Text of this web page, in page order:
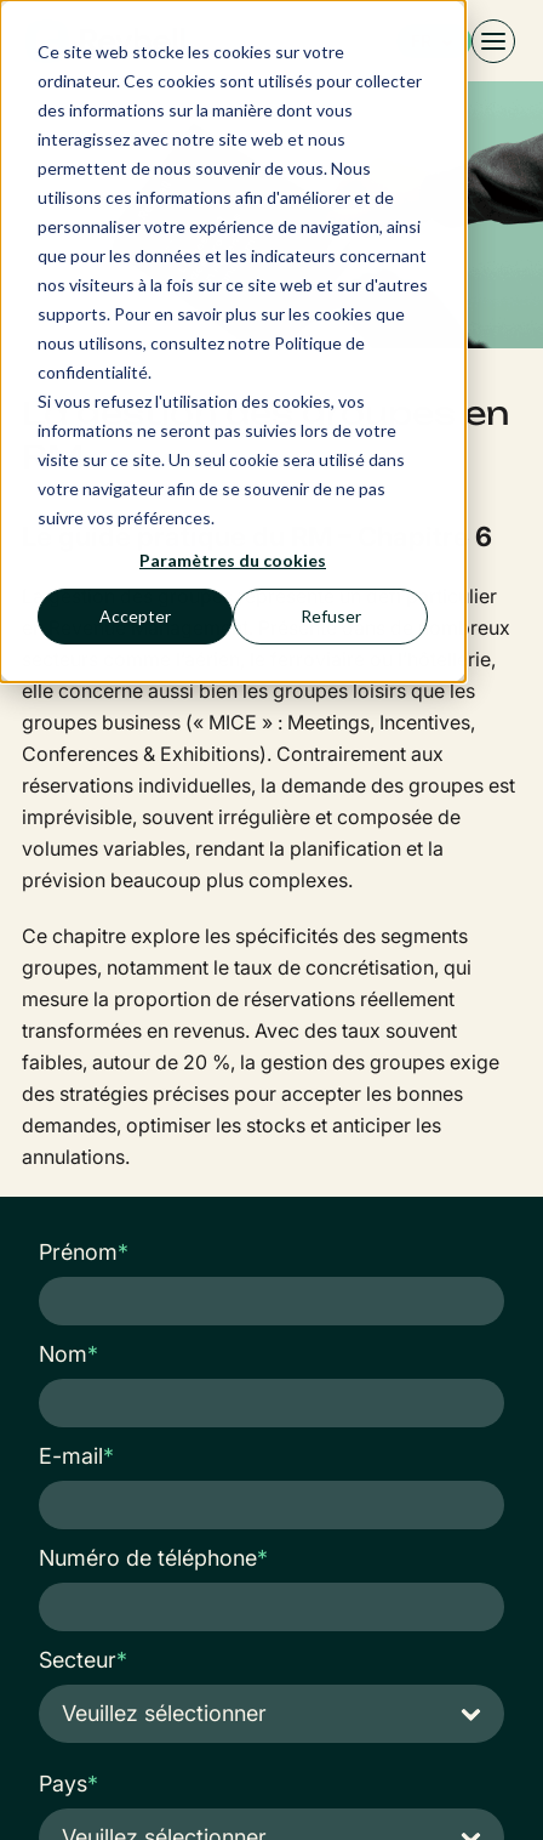
Ce site web stocke les cookies sur votre
ordinateur. Ces cookies sont utilisés pour collecter
des informations sur la manière dont vous
interagissez avec notre site web et nous
permettent de nous souvenir de vous. Nous
utilisons ces informations afin d'améliorer et de
personnaliser votre expérience de navigation, ainsi
que pour les données et les indicateurs concernant
nos visiteurs à la fois sur ce site web et sur d'autres
supports. Pour en savoir plus sur les cookies que
nous utilisons, consultez notre Politique de
confidentialité.
Si vous refusez l'utilisation des cookies, vos
informations ne seront pas suivies lors de votre
visite sur ce site. Un seul cookie sera utilisé dans
votre navigateur afin de se souvenir de ne pas
suivre vos préférences.
Paramètres du cookies
Accepter Refuser
Aller
contenu
La gestion des groupes en
RM
Le guide pratique du RM – Chapitre 6
La gestion des groupes représente un défi particulier
en Revenue Management. Présente dans de nombreux
secteurs comme l’aérien, le ferroviaire ou l’hôtellerie,
elle concerne aussi bien les groupes loisirs que les
groupes business (« MICE » : Meetings, Incentives,
Conferences & Exhibitions). Contrairement aux
réservations individuelles, la demande des groupes est
imprévisible, souvent irrégulière et composée de
volumes variables, rendant la planification et la
prévision beaucoup plus complexes.
Ce chapitre explore les spécificités des segments
groupes, notamment le taux de concrétisation, qui
mesure la proportion de réservations réellement
transformées en revenus. Avec des taux souvent
faibles, autour de 20 %, la gestion des groupes exige
des stratégies précises pour accepter les bonnes
demandes, optimiser les stocks et anticiper les
annulations.
Prénom*
Nom*
E-mail*
Numéro de téléphone*
Secteur*
Pays*